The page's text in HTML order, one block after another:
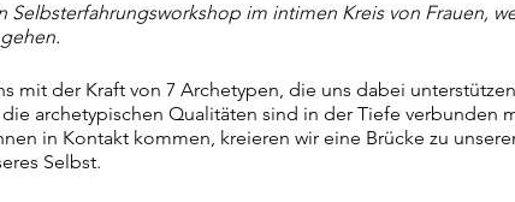
Selbsterfahrungsworkshop im intimen Kreis von Frauen,
mit der Kraft von 7 Archetypen, die uns dabei
archetypischen Qualitäten sind in der Tiefe verbunden
in Kontakt kommen, kreieren wir eine Brücke zu
Selbst.